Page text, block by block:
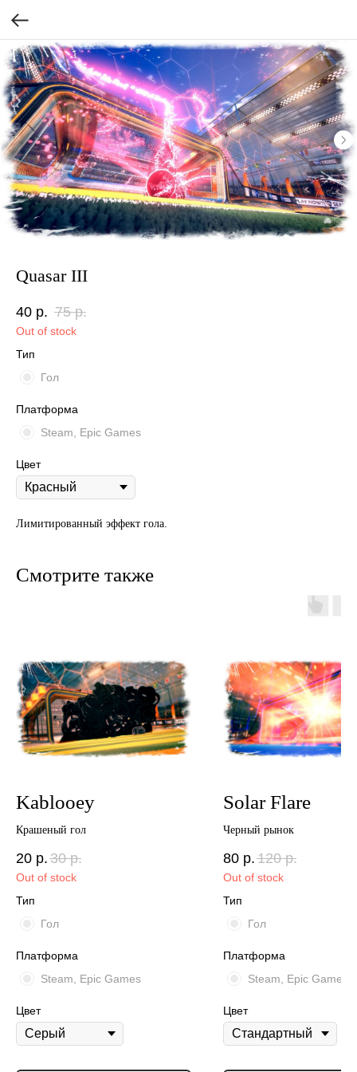
Quasar III
40 р. 75 р.
Out of stock
Тип
Гол
Платформа
Steam, Epic Games
Цвет
Лимитированный эффект гола.
Смотрите также
Kablooey
Крашеный гол
20 р. 30 р.
Out of stock
Тип
Гол
Платформа
Steam, Epic Games
Цвет
Solar Flare
Черный рынок
80 р. 120 р.
Out of stock
Тип
Гол
Платформа
Steam, Epic Games
Цвет